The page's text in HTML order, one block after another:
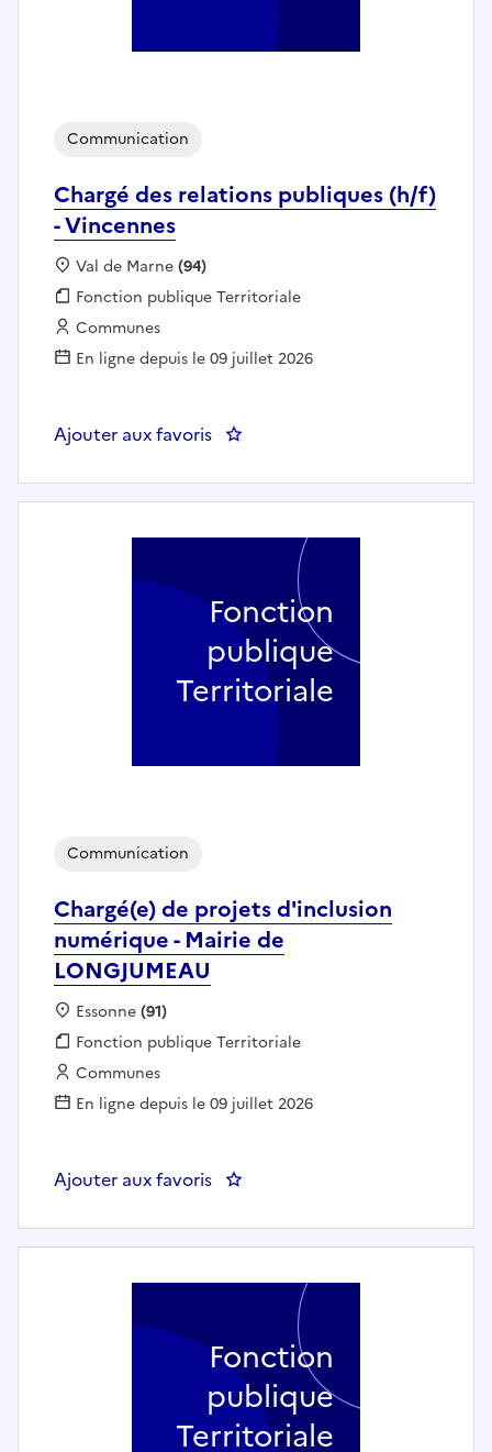
Chargé des relations publiques (h/f)
- Vincennes
Communication
Localisation :
Val de Marne(94)
Fonction publique :
Fonction publique Territoriale
Employeur :
Communes
En ligne depuis le 09 juillet 2026
Ajouter aux favoris : Chargé des relations
Chargé(e) de projets d'inclusion
numérique - Mairie de
LONGJUMEAU
Communication
Localisation :
Essonne(91)
Fonction publique :
Fonction publique Territoriale
Employeur :
Communes
En ligne depuis le 09 juillet 2026
Ajouter aux favoris : Chargé(e) de projets
Fonction
publique
Territoriale
Fonction
publique
Territoriale